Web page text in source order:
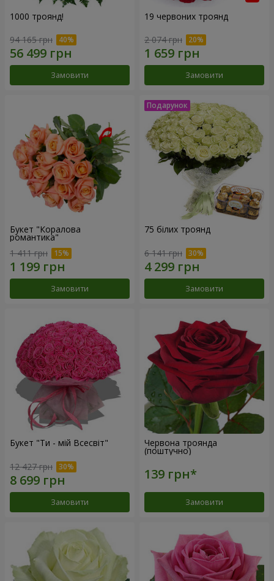
1000 троянд!
94 165 грн
Замовити
19 червоних троянд
2 074 грн
Замовити
Букет "Коралова
романтика"
1 411 грн
Замовити
75 білих троянд
6 141 грн
Замовити
Букет "Ти - мій Всесвіт"
12 427 грн
Замовити
Червона троянда
(поштучно)
Замовити